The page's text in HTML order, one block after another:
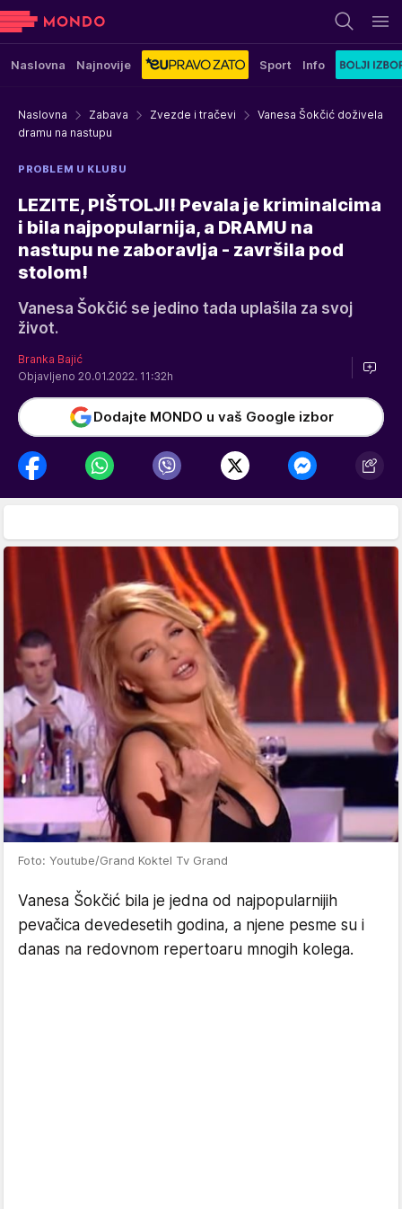
Naslovna Najnovije Sport Info
Naslovna Zabava Zvezde i tračevi
Vanesa Šokčić doživela
dramu na nastupu
PROBLEM U KLUBU
LEZITE, PIŠTOLJI! Pevala je kriminalcima
i bila najpopularnija, a DRAMU na
nastupu ne zaboravlja - završila pod
stolom!
Vanesa Šokčić se jedino tada uplašila za svoj
život.
Branka Bajić
Objavljeno 20.01.2022. 11:32h
Dodajte MONDO u vaš Google izbor
Foto: Youtube/Grand Koktel Tv Grand
Vanesa Šokčić bila je jedna od najpopularnijih
pevačica devedesetih godina, a njene pesme su i
danas na redovnom repertoaru mnogih kolega.